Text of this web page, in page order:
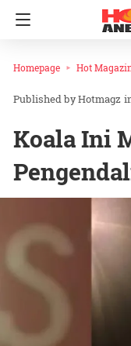
Homepage Hot
Hotmagz
Koala Ini